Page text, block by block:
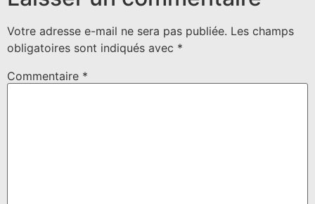
Votre adresse e-mail ne sera pas publiée. Les champs
obligatoires sont indiqués avec *
Commentaire *